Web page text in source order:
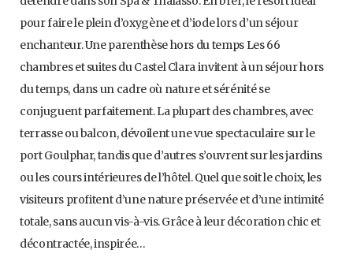
pour faire le plein d’oxygène et d’iode lors d’un séjour
enchanteur. Une parenthèse hors du temps Les 66
chambres et suites du Castel Clara invitent à un séjour hors
du temps, dans un cadre où nature et sérénité se
conjuguent parfaitement. La plupart des chambres, avec
terrasse ou balcon, dévoilent une vue spectaculaire sur le
port Goulphar, tandis que d’autres s’ouvrent sur les jardins
ou les cours intérieures de l’hôtel. Quel que soit le choix, les
visiteurs profitent d’une nature préservée et d’une intimité
totale, sans aucun vis-à-vis. Grâce à leur décoration chic et
décontractée, inspirée…